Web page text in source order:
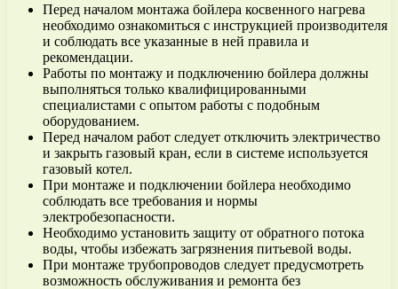
Перед началом монтажа бойлера косвенного нагрева
необходимо ознакомиться с инструкцией производителя
и соблюдать все указанные в ней правила и
рекомендации.
Работы по монтажу и подключению бойлера должны
выполняться только квалифицированными
специалистами с опытом работы с подобным
оборудованием.
Перед началом работ следует отключить электричество
и закрыть газовый кран, если в системе используется
газовый котел.
При монтаже и подключении бойлера необходимо
соблюдать все требования и нормы
электробезопасности.
Необходимо установить защиту от обратного потока
воды, чтобы избежать загрязнения питьевой воды.
При монтаже трубопроводов следует предусмотреть
возможность обслуживания и ремонта без